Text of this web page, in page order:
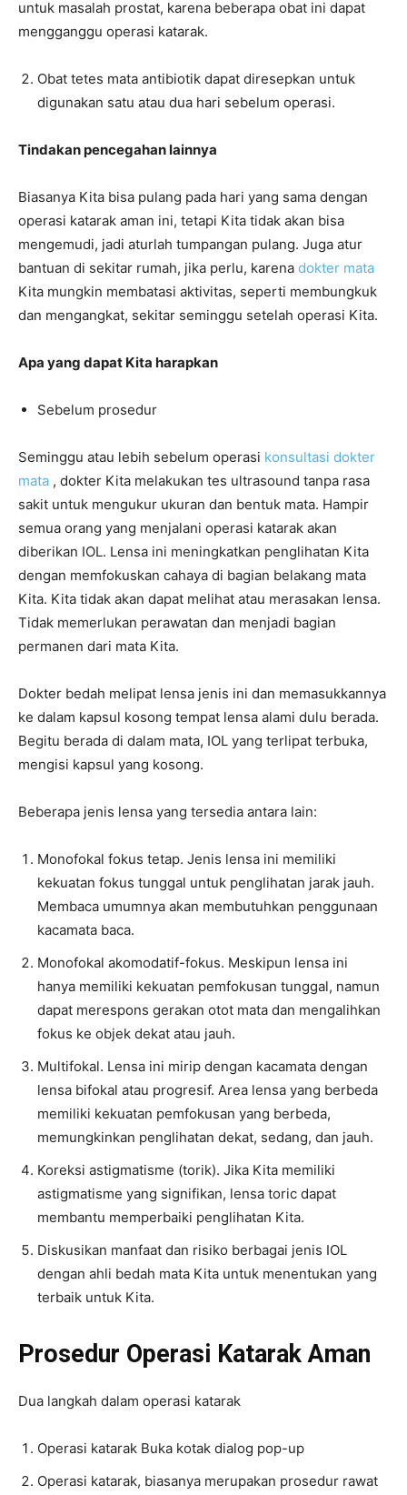
untuk masalah prostat, karena beberapa obat ini dapat
mengganggu operasi katarak.
Obat tetes mata antibiotik dapat diresepkan untuk
digunakan satu atau dua hari sebelum operasi.
Tindakan pencegahan lainnya
Biasanya Kita bisa pulang pada hari yang sama dengan
operasi katarak aman ini, tetapi Kita tidak akan bisa
mengemudi, jadi aturlah tumpangan pulang. Juga atur
bantuan di sekitar rumah, jika perlu, karena dokter mata
Kita mungkin membatasi aktivitas, seperti membungkuk
dan mengangkat, sekitar seminggu setelah operasi Kita.
Apa yang dapat Kita harapkan
Sebelum prosedur
Seminggu atau lebih sebelum operasi konsultasi dokter
mata , dokter Kita melakukan tes ultrasound tanpa rasa
sakit untuk mengukur ukuran dan bentuk mata. Hampir
semua orang yang menjalani operasi katarak akan
diberikan IOL. Lensa ini meningkatkan penglihatan Kita
dengan memfokuskan cahaya di bagian belakang mata
Kita. Kita tidak akan dapat melihat atau merasakan lensa.
Tidak memerlukan perawatan dan menjadi bagian
permanen dari mata Kita.
Dokter bedah melipat lensa jenis ini dan memasukkannya
ke dalam kapsul kosong tempat lensa alami dulu berada.
Begitu berada di dalam mata, IOL yang terlipat terbuka,
mengisi kapsul yang kosong.
Beberapa jenis lensa yang tersedia antara lain:
Monofokal fokus tetap. Jenis lensa ini memiliki
kekuatan fokus tunggal untuk penglihatan jarak jauh.
Membaca umumnya akan membutuhkan penggunaan
kacamata baca.
Monofokal akomodatif-fokus. Meskipun lensa ini
hanya memiliki kekuatan pemfokusan tunggal, namun
dapat merespons gerakan otot mata dan mengalihkan
fokus ke objek dekat atau jauh.
Multifokal. Lensa ini mirip dengan kacamata dengan
lensa bifokal atau progresif. Area lensa yang berbeda
memiliki kekuatan pemfokusan yang berbeda,
memungkinkan penglihatan dekat, sedang, dan jauh.
Koreksi astigmatisme (torik). Jika Kita memiliki
astigmatisme yang signifikan, lensa toric dapat
membantu memperbaiki penglihatan Kita.
Diskusikan manfaat dan risiko berbagai jenis IOL
dengan ahli bedah mata Kita untuk menentukan yang
terbaik untuk Kita.
Prosedur Operasi Katarak Aman
Dua langkah dalam operasi katarak
Operasi katarak Buka kotak dialog pop-up
Operasi katarak, biasanya merupakan prosedur rawat